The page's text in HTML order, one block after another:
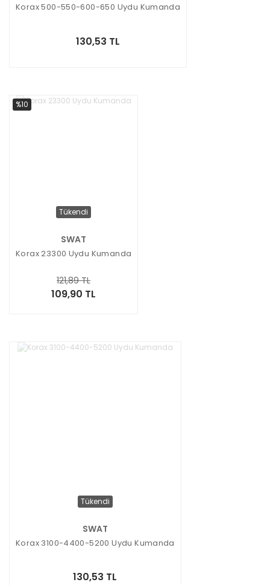
Korax 500-550-600-650 Uydu Kumanda
130,53 TL
%10
Tükendi
SWAT
Korax 23300 Uydu Kumanda
109,90 TL
121,89 TL
Tükendi
SWAT
Korax 3100-4400-5200 Uydu Kumanda
130,53 TL